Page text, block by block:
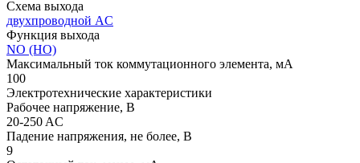
Схема выхода
двухпроводной AC
Функция выхода
NO (НО)
Максимальный ток коммутационного элемента, мА
100
Электротехнические характеристики
Рабочее напряжение, В
20-250 AC
Падение напряжения, не более, В
9